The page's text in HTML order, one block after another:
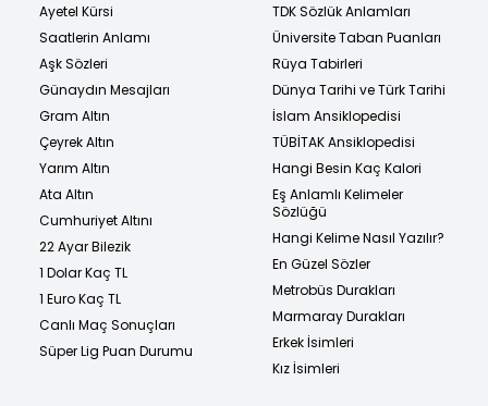
Ayetel Kürsi
Saatlerin Anlamı
Aşk Sözleri
Günaydın Mesajları
Gram Altın
Çeyrek Altın
Yarım Altın
Ata Altın
Cumhuriyet Altını
22 Ayar Bilezik
1 Dolar Kaç TL
1 Euro Kaç TL
Canlı Maç Sonuçları
Süper Lig Puan Durumu
TDK Sözlük Anlamları
Üniversite Taban Puanları
Rüya Tabirleri
Dünya Tarihi ve Türk Tarihi
İslam Ansiklopedisi
TÜBİTAK Ansiklopedisi
Hangi Besin Kaç Kalori
Eş Anlamlı Kelimeler
Sözlüğü
Hangi Kelime Nasıl Yazılır?
En Güzel Sözler
Metrobüs Durakları
Marmaray Durakları
Erkek İsimleri
Kız İsimleri